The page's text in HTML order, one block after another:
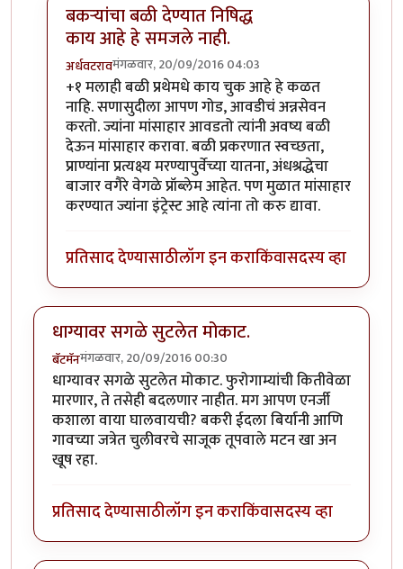
बकऱ्यांचा बळी देण्यात निषिद्ध
काय आहे हे समजले नाही.
अर्धवटरावमंगळवार, 20/09/2016 04:03
In reply toबकऱ्यांचा बळीbyआजानुकर्ण
+१ मलाही बळी प्रथेमधे काय चुक आहे हे कळत
नाहि. सणासुदीला आपण गोड, आवडीचं अन्नसेवन
करतो. ज्यांना मांसाहार आवडतो त्यांनी अवष्य बळी
देऊन मांसाहार करावा. बळी प्रकरणात स्वच्छता,
प्राण्यांना प्रत्यक्ष्य मरण्यापुर्वेच्या यातना, अंधश्रद्धेचा
बाजार वगैरे वेगळे प्रॉब्लेम आहेत. पण मुळात मांसाहार
करण्यात ज्यांना इंट्रेस्ट आहे त्यांना तो करु द्यावा.
प्रतिसाद देण्यासाठीलॉग इन कराकिंवासदस्य व्हा
धाग्यावर सगळे सुटलेत मोकाट.
बॅटमॅनमंगळवार, 20/09/2016 00:30
धाग्यावर सगळे सुटलेत मोकाट. फुरोगाम्यांची कितीवेळा
मारणार, ते तसेही बदलणार नाहीत. मग आपण एनर्जी
कशाला वाया घालवायची? बकरी ईदला बिर्यानी आणि
गावच्या जत्रेत चुलीवरचे साजूक तूपवाले मटन खा अन
खूष रहा.
प्रतिसाद देण्यासाठीलॉग इन कराकिंवासदस्य व्हा